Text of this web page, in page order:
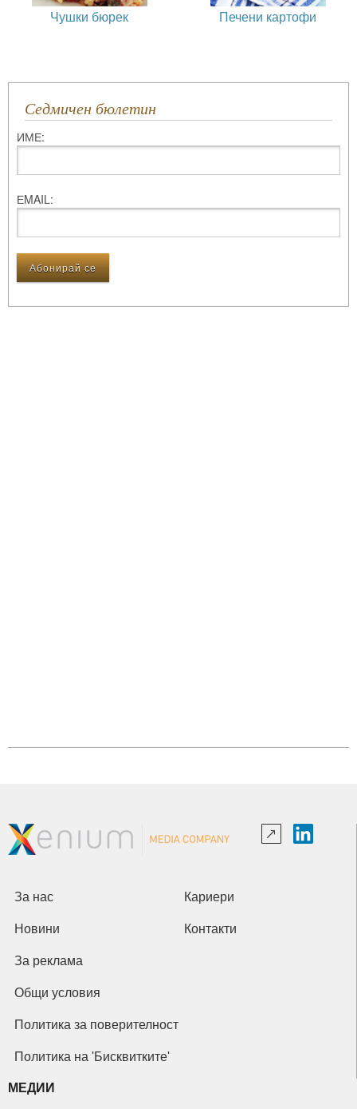
Чушки бюрек Печени картофи
Седмичен бюлетин
ИМЕ:
ЕMAIL:
За нас Кариери
Новини Контакти
За реклама
Общи условия
Политика за поверителност
Политика на 'Бисквитките'
МЕДИИ